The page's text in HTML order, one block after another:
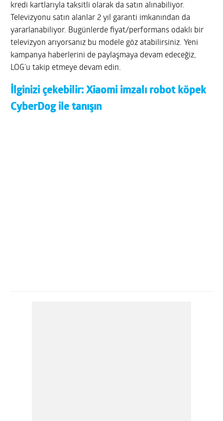
kredi kartlarıyla taksitli olarak da satın alınabiliyor.
Televizyonu satın alanlar 2 yıl garanti imkanından da
yararlanabiliyor. Bugünlerde fiyat/performans odaklı bir
televizyon arıyorsanız bu modele göz atabilirsiniz. Yeni
kampanya haberlerini de paylaşmaya devam edeceğiz,
LOG’u takip etmeye devam edin.
İlginizi çekebilir:Xiaomi imzalı robot köpek
CyberDog ile tanışın